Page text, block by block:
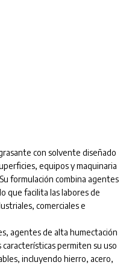
con solvente diseñado
equipos y maquinaria
formulación combina agentes
que facilita las labores de
comerciales e
agentes de alta humectación
permiten su uso
incluyendo hierro, acero,